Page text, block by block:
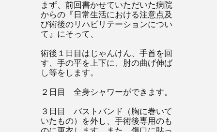
まず、前回書かせていただいた病院
からの『日常生活における注意点及
び術後のリハビリテーションについ
て』にそって、
術後１日目はじゃんけん、手首を回
す、手の平を上下に、肘の曲げ伸ば
し等をします。
２日目 全身シャワーができます。
３日目 バストバンド（胸に巻いて
いたもの）を外し、手術後専用のも